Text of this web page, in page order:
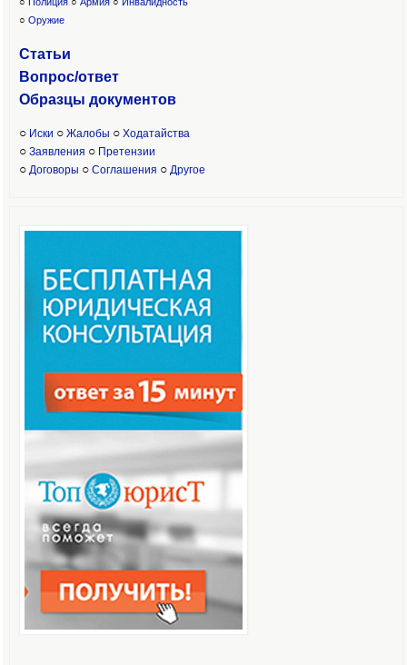
○ Оружие
Статьи
Вопрос/ответ
Образцы документов
○ Иски ○ Жалобы ○ Ходатайства
○ Заявления ○ Претензии
○ Договоры ○ Соглашения ○ Другое